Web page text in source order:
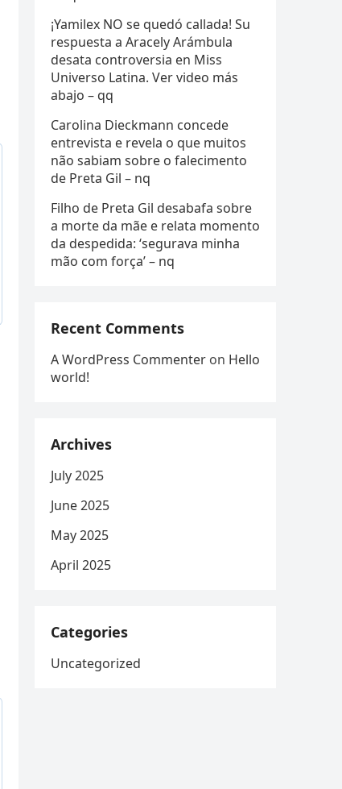
¡Yamilex NO se quedó callada! Su
respuesta a Aracely Arámbula
desata controversia en Miss
Universo Latina. Ver video más
abajo – qq
Carolina Dieckmann concede
entrevista e revela o que muitos
não sabiam sobre o falecimento
de Preta Gil – nq
Filho de Preta Gil desabafa sobre
a morte da mãe e relata momento
da despedida: ‘segurava minha
mão com força’ – nq
Recent Comments
A WordPress Commenter on Hello
world!
Archives
July 2025
June 2025
May 2025
April 2025
Categories
Uncategorized